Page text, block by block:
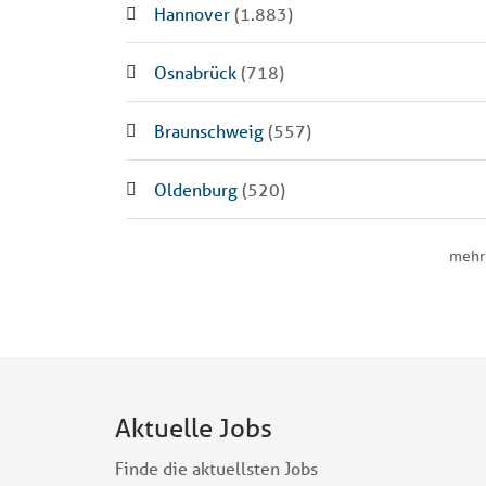
Hannover(1.883)
Osnabrück(718)
Braunschweig(557)
Oldenburg(520)
Aktuelle Jobs
Finde die aktuellsten Jobs